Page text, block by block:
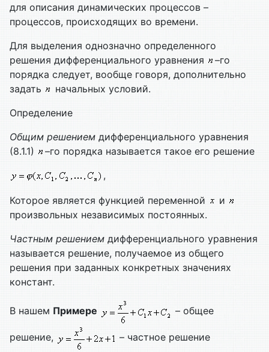
для описания динамических процессов –
процессов, происходящих во времени.
Для выделения однозначно определенного
решения дифференциального уравнения
–го
порядка следует, вообще говоря, дополнительно
задать
начальных условий.
Определение
Общим решением дифференциального уравнения
(8.1.1)
–го порядка называется такое его решение
,
Которое является функцией переменной
и
произвольных независимых постоянных.
Частным решением дифференциального уравнения
называется решение, получаемое из общего
решения при заданных конкретных значениях
констант.
В нашем Примере – общее
решение,
– частное решение